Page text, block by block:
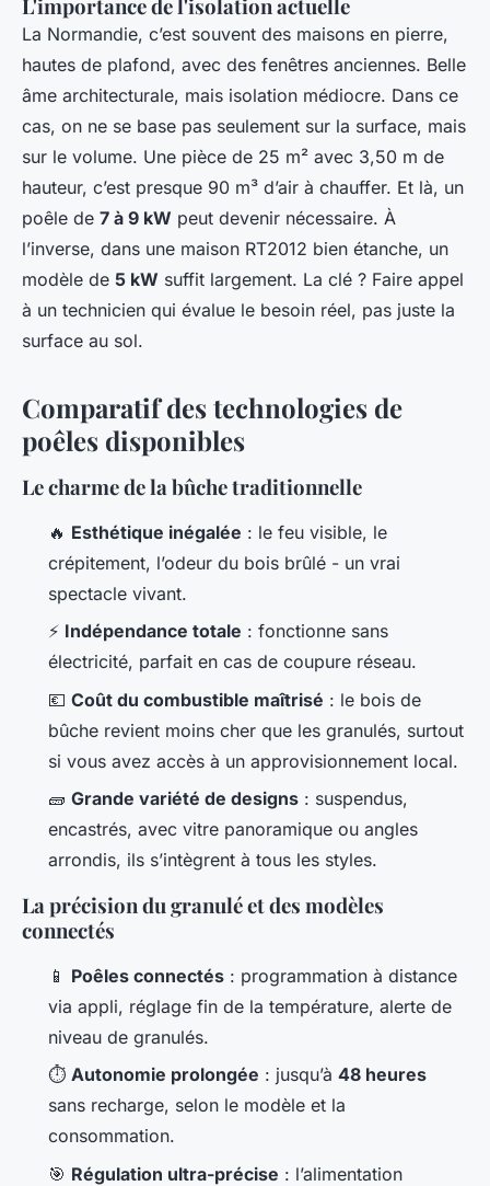
L'importance de l'isolation actuelle
La Normandie, c’est souvent des maisons en pierre,
hautes de plafond, avec des fenêtres anciennes. Belle
âme architecturale, mais isolation médiocre. Dans ce
cas, on ne se base pas seulement sur la surface, mais
sur le volume. Une pièce de 25 m² avec 3,50 m de
hauteur, c’est presque 90 m³ d’air à chauffer. Et là, un
poêle de 7 à 9 kW peut devenir nécessaire. À
l’inverse, dans une maison RT2012 bien étanche, un
modèle de 5 kW suffit largement. La clé ? Faire appel
à un technicien qui évalue le besoin réel, pas juste la
surface au sol.
Comparatif des technologies de
poêles disponibles
Le charme de la bûche traditionnelle
🔥 Esthétique inégalée : le feu visible, le
crépitement, l’odeur du bois brûlé - un vrai
spectacle vivant.
⚡ Indépendance totale : fonctionne sans
électricité, parfait en cas de coupure réseau.
💶 Coût du combustible maîtrisé : le bois de
bûche revient moins cher que les granulés, surtout
si vous avez accès à un approvisionnement local.
🧱 Grande variété de designs : suspendus,
encastrés, avec vitre panoramique ou angles
arrondis, ils s’intègrent à tous les styles.
La précision du granulé et des modèles
connectés
📱 Poêles connectés : programmation à distance
via appli, réglage fin de la température, alerte de
niveau de granulés.
⏱️ Autonomie prolongée : jusqu’à 48 heures
sans recharge, selon le modèle et la
consommation.
🎯 Régulation ultra-précise : l’alimentation